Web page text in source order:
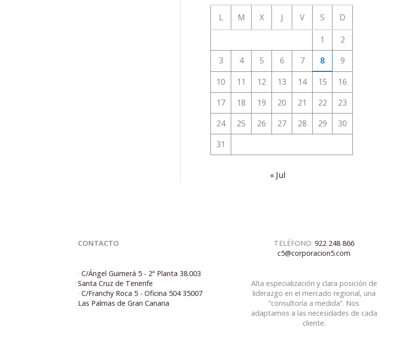
L M X J V S D
1
2
3
4 5 6 7 8
9
10
11 12 13 14 15
16
17
18 19 20 21 22
23
24
25 26 27 28 29
30
31
« Jul
CONTACTO
· C/Ángel Guimerá 5 - 2ª Planta 38.003
Santa Cruz de Tenerife
· C/Franchy Roca 5 - Oficina 504 35007
Las Palmas de Gran Canaria
TELÉFONO: 922 248 866
c5@corporacion5.com
Alta especialización y clara posición de
liderazgo en el mercado regional, una
“consultoría a medida”. Nos
adaptamos a las necesidades de cada
cliente.